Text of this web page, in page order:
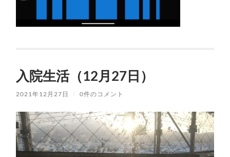
入院生活（12月27日）
2021年12月27日 / 0件のコメント